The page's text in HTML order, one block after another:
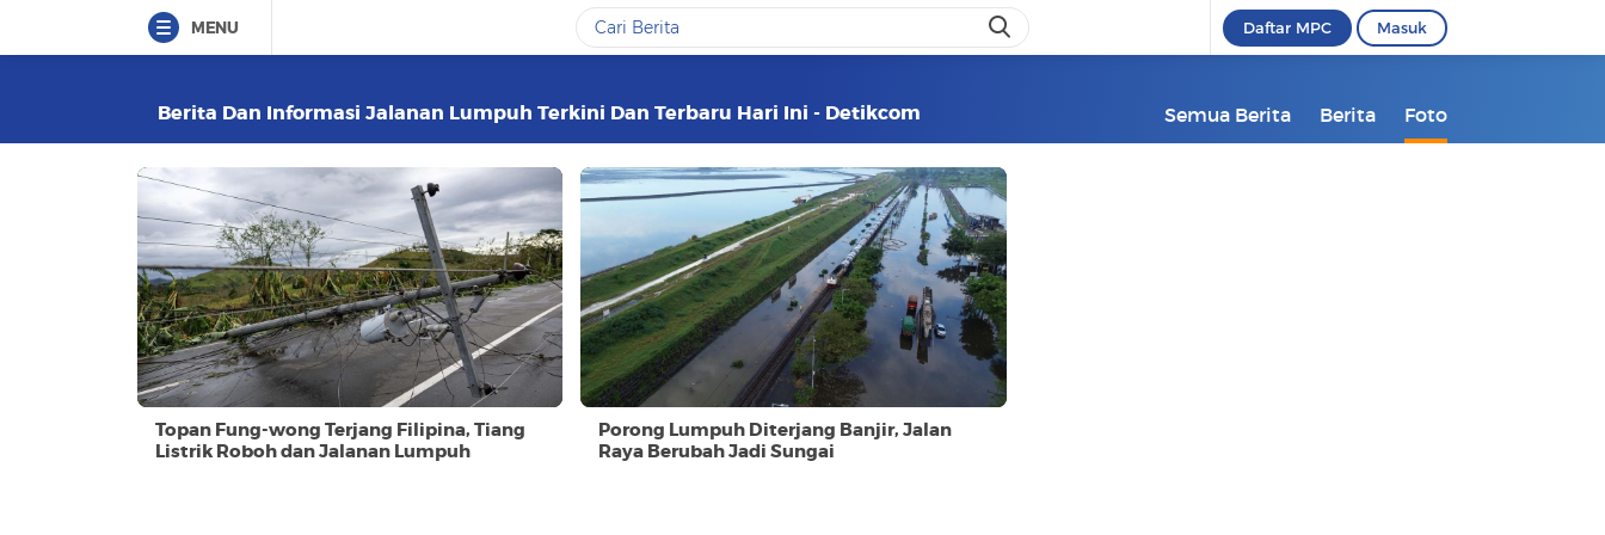
MENU Daftar MPC Masuk
Berita Dan Informasi Jalanan Lumpuh Terkini Dan Terbaru Hari Ini - Detikcom Semua Berita Berita Foto
Topan Fung-wong Terjang Filipina, Tiang
Listrik Roboh dan Jalanan Lumpuh
Porong Lumpuh Diterjang Banjir, Jalan
Raya Berubah Jadi Sungai